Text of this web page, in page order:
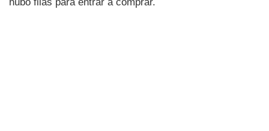
hubo filas para entrar a comprar.